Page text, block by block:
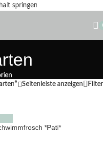
springen
Seitenleiste anzeigen Filter
*Pati*